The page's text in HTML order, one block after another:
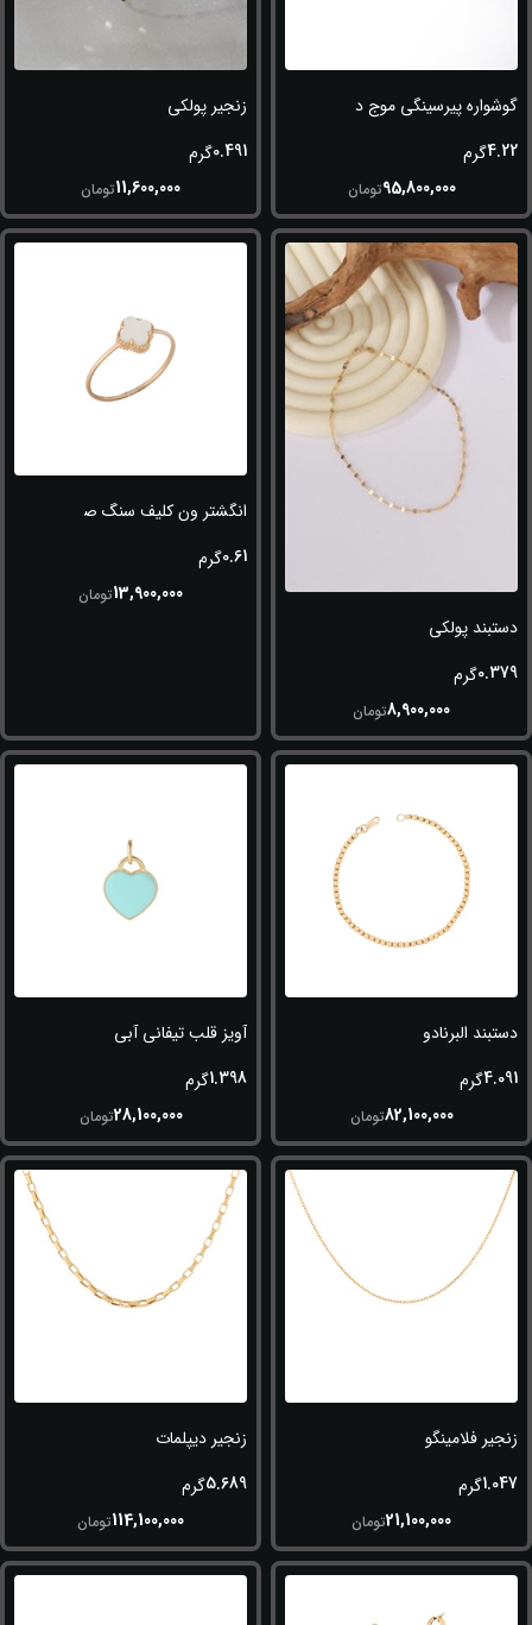
گوشواره پیرسینگی موج دار
4.22گرم
95,800,000تومان
زنجیر پولکی
0.491گرم
11,600,000تومان
دستبند پولکی
0.379گرم
8,900,000تومان
انگشتر ون کلیف سنگ صدفی
0.61گرم
13,900,000تومان
دستبند البرنادو
4.091گرم
82,100,000تومان
آویز قلب تیفانی آبی
1.398گرم
28,100,000تومان
زنجیر فلامینگو
1.047گرم
21,100,000تومان
زنجیر دیپلمات
5.689گرم
114,100,000تومان